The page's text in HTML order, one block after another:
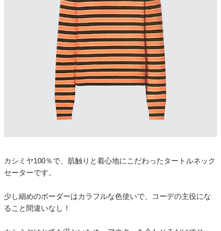
カシミヤ100％で、肌触りと着心地にこだわったタートルネック
セーターです。
少し細めのボーダーはカラフルな色使いで、コーデの主役にな
ること間違いなし！